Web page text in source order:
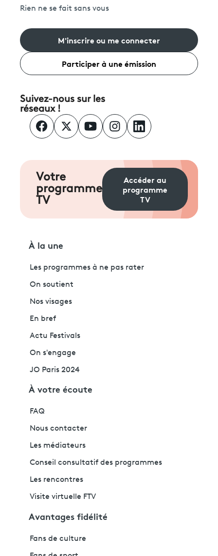
Rien ne se fait sans vous
M'inscrire ou me connecter
Participer à une émission
Suivez-nous sur les
réseaux !
Votre
programme
TV
Accéder au
programme
TV
À la une
Les programmes à ne pas rater
On soutient
Nos visages
En bref
Actu Festivals
On s'engage
JO Paris 2024
À votre écoute
FAQ
Nous contacter
Les médiateurs
Conseil consultatif des programmes
Les rencontres
Visite virtuelle FTV
Avantages fidélité
Fans de culture